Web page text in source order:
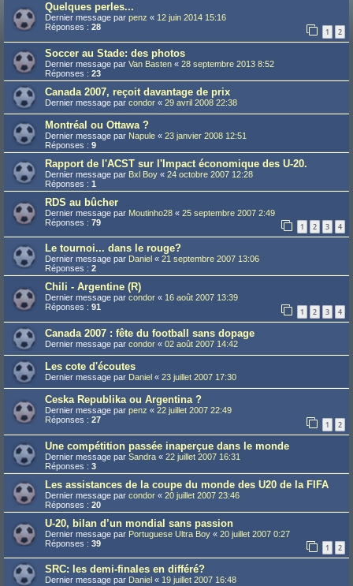
Quelques perles...
Dernier message par penz « 12 juin 2014 15:16
Réponses : 28 1 2
Soccer au Stade: des photos
Dernier message par Van Basten « 28 septembre 2013 8:52
Réponses : 23
Canada 2007, reçoit davantage de prix
Dernier message par condor « 29 avril 2008 22:38
Montréal ou Ottawa ?
Dernier message par Napule « 23 janvier 2008 12:51
Réponses : 9
Rapport de l'ACST sur l'Impact économique des U-20.
Dernier message par Bxl Boy « 24 octobre 2007 12:28
Réponses : 1
RDS au bûcher
Dernier message par Moutinho28 « 25 septembre 2007 2:49
Réponses : 79 1 2 3 4
Le tournoi... dans le rouge?
Dernier message par Daniel « 21 septembre 2007 13:06
Réponses : 2
Chili - Argentine (R)
Dernier message par condor « 16 août 2007 13:39
Réponses : 91 1 2 3 4
Canada 2007 : fête du football sans dopage
Dernier message par condor « 02 août 2007 14:42
Les cote d'écoutes
Dernier message par Daniel « 23 juillet 2007 17:30
Ceska Republika ou Argentina ?
Dernier message par penz « 22 juillet 2007 22:49
Réponses : 27 1 2
Une compétition passée inaperçue dans le monde
Dernier message par Sandra « 22 juillet 2007 16:31
Réponses : 3
Les assistances de la coupe du monde des U20 de la FIFA
Dernier message par condor « 20 juillet 2007 23:46
Réponses : 20
U-20, bilan d’un mondial sans passion
Dernier message par Portuguese Ultra Boy « 20 juillet 2007 0:27
Réponses : 39 1 2
SRC: les demi-finales en différé?
Dernier message par Daniel « 19 juillet 2007 16:48